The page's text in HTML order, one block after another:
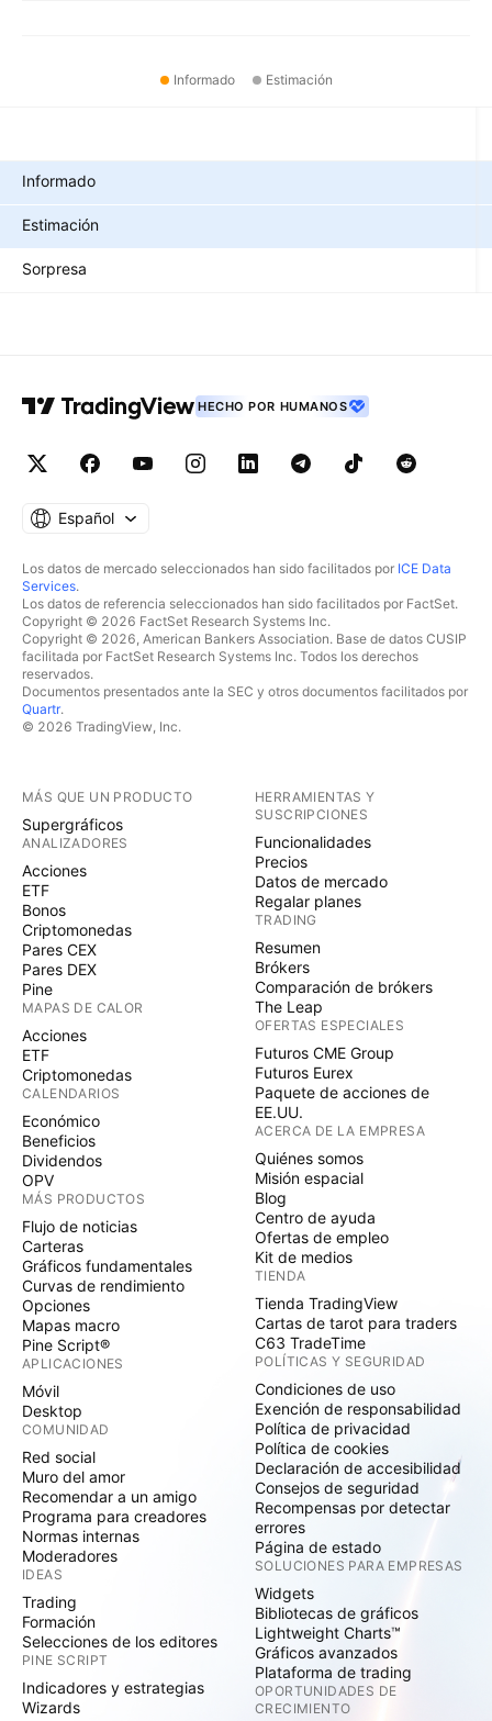
Informado Estimación
Informado
Estimación
Sorpresa
HECHO POR HUMANOS
Español
Los datos de mercado seleccionados han sido facilitados por ICE Data
Services.
Los datos de referencia seleccionados han sido facilitados por FactSet.
Copyright © 2026 FactSet Research Systems Inc.
Copyright © 2026, American Bankers Association. Base de datos CUSIP
facilitada por FactSet Research Systems Inc. Todos los derechos
reservados.
Documentos presentados ante la SEC y otros documentos facilitados por
Quartr.
© 2026 TradingView, Inc.
MÁS QUE UN PRODUCTO
Supergráficos
ANALIZADORES
Acciones
ETF
Bonos
Criptomonedas
Pares CEX
Pares DEX
Pine
MAPAS DE CALOR
Acciones
ETF
Criptomonedas
CALENDARIOS
Económico
Beneficios
Dividendos
OPV
MÁS PRODUCTOS
Flujo de noticias
Carteras
Gráficos fundamentales
Curvas de rendimiento
Opciones
Mapas macro
Pine Script®
APLICACIONES
Móvil
Desktop
COMUNIDAD
Red social
Muro del amor
Recomendar a un amigo
Programa para creadores
Normas internas
Moderadores
IDEAS
Trading
Formación
Selecciones de los editores
PINE SCRIPT
Indicadores y estrategias
Wizards
HERRAMIENTAS Y
SUSCRIPCIONES
Funcionalidades
Precios
Datos de mercado
Regalar planes
TRADING
Resumen
Brókers
Comparación de brókers
The Leap
OFERTAS ESPECIALES
Futuros CME Group
Futuros Eurex
Paquete de acciones de
EE.UU.
ACERCA DE LA EMPRESA
Quiénes somos
Misión espacial
Blog
Centro de ayuda
Ofertas de empleo
Kit de medios
TIENDA
Tienda TradingView
Cartas de tarot para traders
C63 TradeTime
POLÍTICAS Y SEGURIDAD
Condiciones de uso
Exención de responsabilidad
Política de privacidad
Política de cookies
Declaración de accesibilidad
Consejos de seguridad
Recompensas por detectar
errores
Página de estado
SOLUCIONES PARA EMPRESAS
Widgets
Bibliotecas de gráficos
Lightweight Charts™
Gráficos avanzados
Plataforma de trading
OPORTUNIDADES DE
CRECIMIENTO